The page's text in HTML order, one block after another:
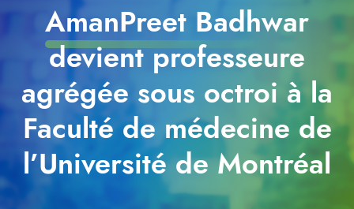
AmanPreet Badhwar
devient professeure
agrégée sous octroi à la
Faculté de médecine de
l’Université de Montréal